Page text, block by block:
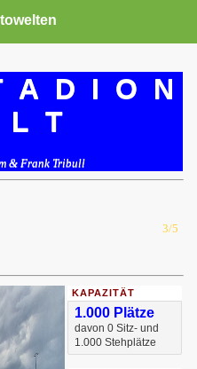
A D I O N
L T
& Frank Tribull
3/5
KAPAZITÄT
1.000 Plätze
davon 0 Sitz- und
1.000 Stehplätze